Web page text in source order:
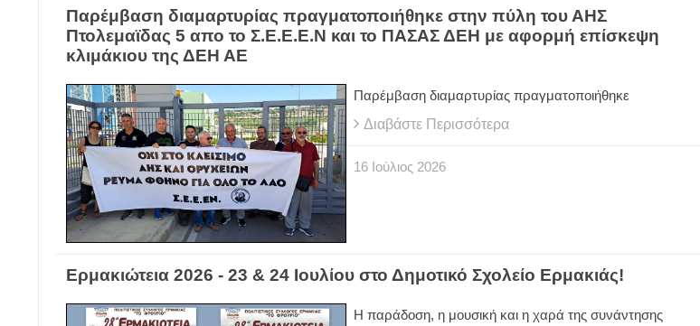
Παρέμβαση διαμαρτυρίας πραγματοποιήθηκε στην πύλη του ΑΗΣ
Πτολεμαϊδας 5 απο το Σ.Ε.Ε.Ε.Ν και το ΠΑΣΑΣ ΔΕΗ με αφορμή επίσκεψη
κλιμάκιου της ΔΕΗ ΑΕ
Παρέμβαση διαμαρτυρίας πραγματοποιήθηκε
Διαβάστε Περισσότερα
16 Ιούλιος 2026
Ερμακιώτεια 2026 - 23 & 24 Ιουλίου στο Δημοτικό Σχολείο Ερμακιάς!
Η παράδοση, η μουσική και η χαρά της συνάντησης